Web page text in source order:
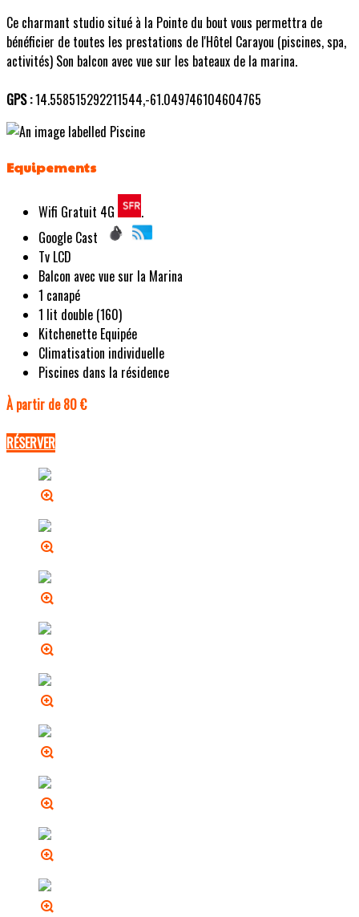
Ce charmant studio situé à la Pointe du bout vous permettra de
bénéficier de toutes les prestations de l'Hôtel Carayou (piscines, spa,
activités) Son balcon avec vue sur les bateaux de la marina.
GPS :14.558515292211544,-61.049746104604765
Equipements
Wifi Gratuit 4G
.
Google Cast
Tv LCD
Balcon avec vue sur la Marina
1 canapé
1 lit double (160)
Kitchenette Equipée
Climatisation individuelle
Piscines dans la résidence
À partir de 80 €
RÉSERVER